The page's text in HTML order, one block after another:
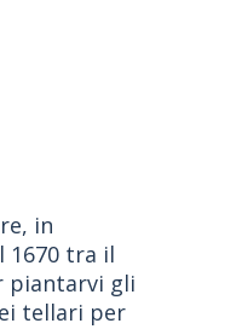
in
1670 tra il
piantarvi gli
tellari per